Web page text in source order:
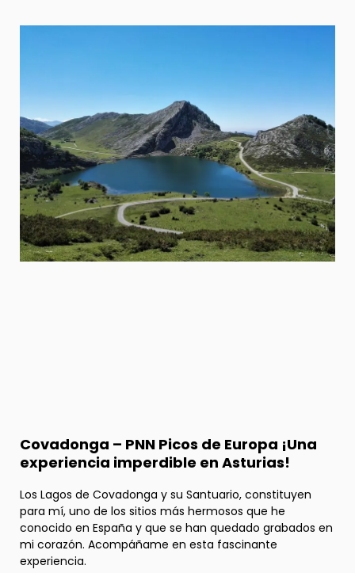
Covadonga – PNN Picos de Europa ¡Una
experiencia imperdible en Asturias!
Los Lagos de Covadonga y su Santuario, constituyen
para mí, uno de los sitios más hermosos que he
conocido en España y que se han quedado grabados en
mi corazón. Acompáñame en esta fascinante
experiencia.